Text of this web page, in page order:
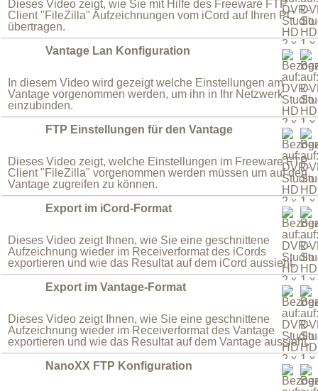
Dieses Video zeigt, wie Sie mit Hilfe des Freeware FTP
Client "FileZilla" Aufzeichnungen vom iCord auf Ihren PC
übertragen.
Vantage Lan Konfiguration
In diesem Video wird gezeigt welche Einstellungen am
Vantage vorgenommen werden, um ihn in Ihr Netzwerk
einzubinden.
FTP Einstellungen für den Vantage
Dieses Video zeigt, welche Einstellungen im Freeware FTP
Client "FileZilla" vorgenommen werden müssen um auf den
Vantage zugreifen zu können.
Export im iCord-Format
Dieses Video zeigt Ihnen, wie Sie eine geschnittene
Aufzeichnung wieder im Receiverformat des iCords
exportieren und wie das Resultat auf dem iCord aussieht.
Export im Vantage-Format
Dieses Video zeigt Ihnen, wie Sie eine geschnittene
Aufzeichnung wieder im Receiverformat des Vantage
exportieren und wie das Resultat auf dem Vantage aussieht.
NanoXX FTP Konfiguration